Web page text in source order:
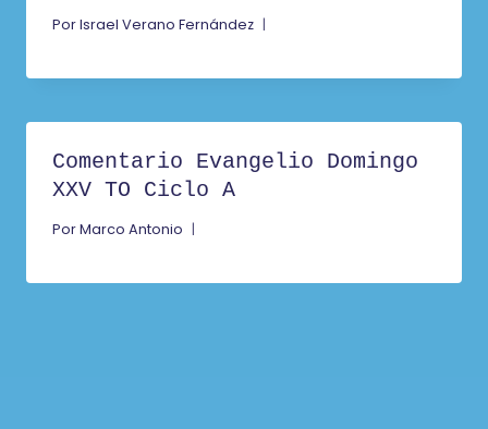
PorIsrael Verano Fernández
Comentario Evangelio Domingo
XXV TO Ciclo A
PorMarco Antonio